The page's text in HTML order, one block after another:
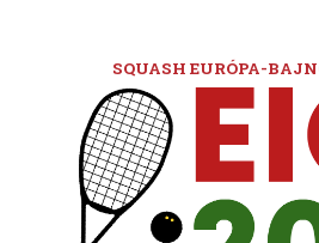
SQUASH EURÓPA-